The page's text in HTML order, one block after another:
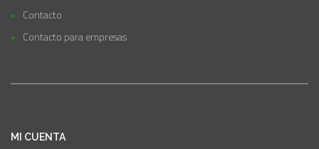
Contacto
Contacto para empresas
MI CUENTA